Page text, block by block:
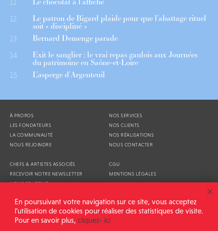
11
12 Le patron de Bigard plaide pour que l’abattage rituel
soit « discipliné »
13 Bernard Demenge parade
14 Exit le sanglier : le vrai repas gaulois aux Journées
du patrimoine en Saône-et-Loire
15 L’asperge d’Argenteuil
À PROPOS
LES FONDATEURS
LA COMMUNAUTÉ
NOUS REJOINDRE
NOS SERVICES
NOS CLIENTS
NOS RÉALISATIONS
NOUS CONTACTER
CHEFS & ARTISTES ASSOCIÉS
RECEVOIR NOTRE NEWSLETTER
NOUS SOUTENIR
CGU
MENTIONS LÉGALES
ALIMENTATION GÉNÉRALE © 2026
En poursuivant votre navigation sur ce site, vous acceptez
l’utilisation de cookies pour réaliser des statistiques de visite.
Pour en savoir plus, cliquez- ici